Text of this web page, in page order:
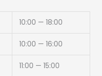
10:00 — 18:00
10:00 — 16:00
11:00 — 15:00